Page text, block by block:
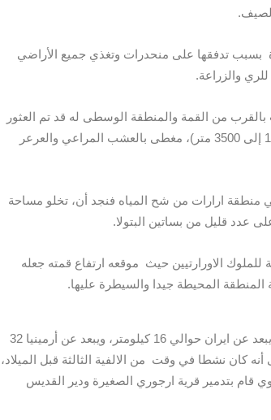
بسبب تدفقها على منحدرات وتغذي جميع الأراضي
والزراعة.
من القمة والمنطقة الوسطى له قد تم العثور
عليه، حيث يتراوح ارتفاعه من 5000 الى 11500 قدم أي (1500 إلى 3500 متر)، مغطى بالعشب المراعي والعرعر
منطقة ارارات من شح المياه فنجد أن، تخلو مساحة
عدد قليل من بساتين البتولا.
للملوك الاورارتيين حيث موقعه ارتفاع قمته جعله
المنطقة المحيطة جيدا والسيطرة عليها.
يقع جبل ارارات علي ساحل نهر اراكس في شرق تركيا حيث يبعد عن ايران حوالي 16 كيلومتر، ويبعد عن أرمينيا 32
كان نشطا في وقت من الالفية الثالثة قبل الميلاد،
القرن ال19 ادي الي زلزال قوي قام بتدمير قرية ارجوري الصغيرة ودير القديس